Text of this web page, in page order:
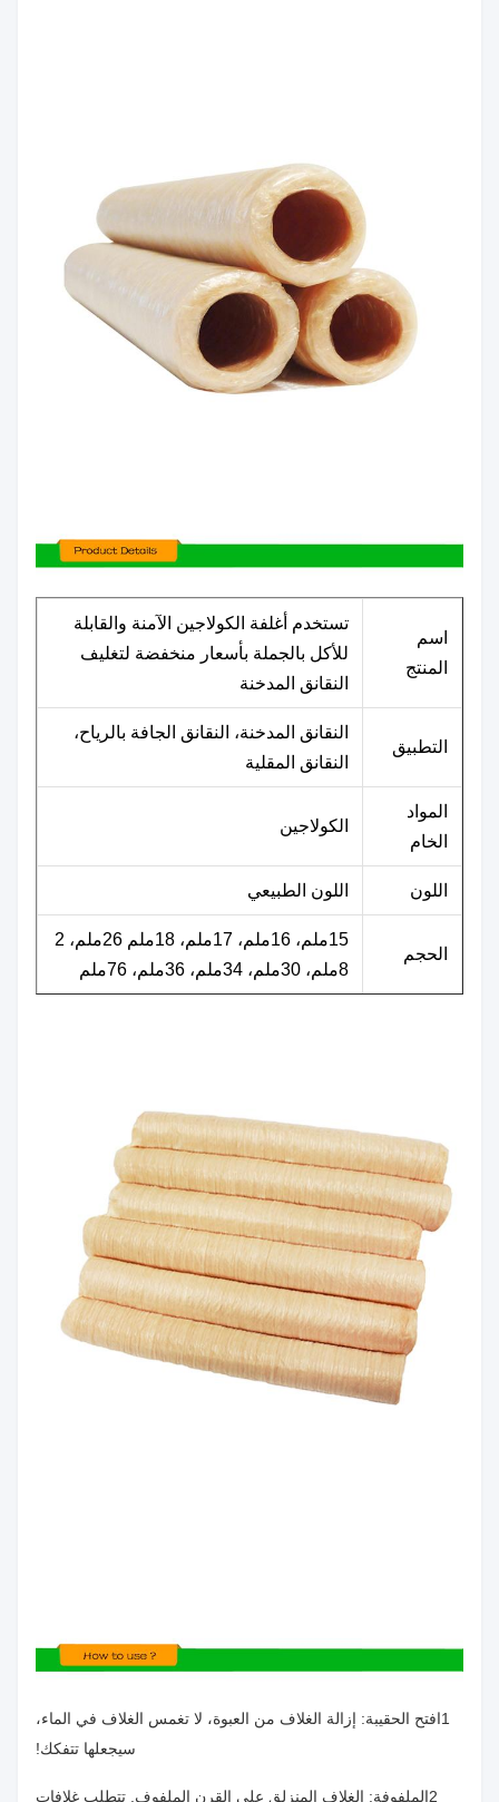
اسم
المنتج
تستخدم أغلفة الكولاجين الآمنة والقابلة
للأكل بالجملة بأسعار منخفضة لتغليف
النقانق المدخنة
التطبيق
النقانق المدخنة، النقانق الجافة بالرياح،
النقانق المقلية
المواد
الخام
الكولاجين
اللون اللون الطبيعي
الحجم
15ملم، 16ملم، 17ملم، 18ملم 26ملم، 2
8ملم، 30ملم، 34ملم، 36ملم، 76ملم
التسليم
7 أيام أو يعتمد على إذا كان لديك مخزون
1افتح الحقيبة: إزالة الغلاف من العبوة، لا تغمس الغلاف في الماء،
سيجعلها تتفكك!
2الملفوفة: الغلاف المنزلق على القرن الملفوف. تتطلب غلافات